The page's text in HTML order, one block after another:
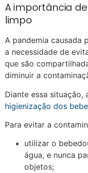
A importância
limpo
A pandemia causada
a necessidade de
que são
diminuir a
Diante essa situação,
higienização dos
Para evitar a
utilizar o
água, e nunca
objetos;